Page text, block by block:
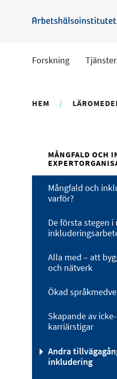
Arbetshälsoinstitutet
Forskning Tjänster
HEM
MÅNGFALD OCH
Mångfald och
varför?
De första stegen
Alla med – att
och nätverk
Ökad
Skapande av
karriärstigar
Andra
inkludering